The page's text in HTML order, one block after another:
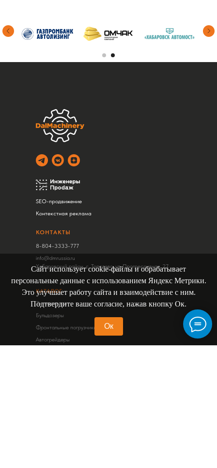
Сайт использует cookie-файлы и обрабатывает
персональные данные с использованием Яндекс Метрики.
Это улучшает работу сайта и взаимодействие с ним.
Подтвердите ваше согласие, нажав кнопку Ок.
Ок
Экскаваторы
Бульдозеры
Фронтальные погрузчики
Автогрейдеры
КАТАЛОГ
SEO-продвижение
Контекстная реклама
8-804-3333-777
info@dmrussia.ru
Хабаровский район, с. Тополево, ул. Прогрессивная, 27
КОНТАКТЫ